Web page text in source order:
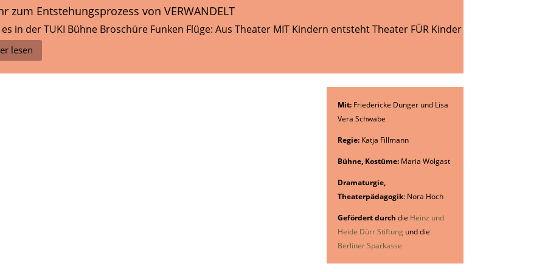
zum Entstehungsprozess von VERWANDELT
in der TUKI Bühne Broschüre Funken Flüge: Aus Theater MIT Kindern entsteht Theater FÜR Kinder
lesen
Mit: Friedericke Dunger und Lisa
Vera Schwabe
Regie: Katja Fillmann
Bühne, Kostüme: Maria Wolgast
Dramaturgie,
Theaterpädagogik: Nora Hoch
Gefördert durch die Heinz und
Heide Dürr Stiftung und die
Berliner Sparkasse